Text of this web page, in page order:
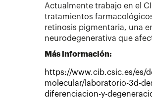
Actualmente trabajo en el
tratamientos
retinosis pigmentaria, una
neurodegenerativa que
Más información:
https://www.cib.csic.es/es/
molecular/laboratorio-3d-
diferenciacion-y-